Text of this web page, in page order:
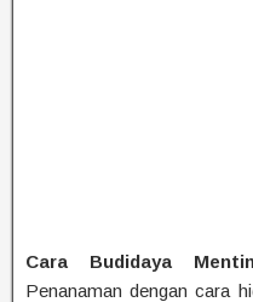
Cara Budidaya
Penanaman dengan cara